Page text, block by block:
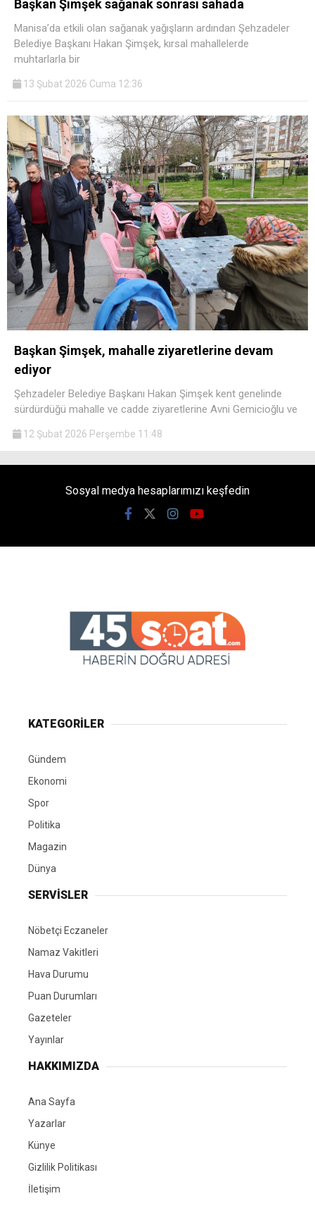
Başkan Şimşek sağanak sonrası sahada
Manisa’da etkili olan sağanak yağışların ardından Şehzadeler
Belediye Başkanı Hakan Şimşek, kırsal mahallelerde
muhtarlarla bir
13 Şubat 2026 Cuma 12:36
Başkan Şimşek, mahalle ziyaretlerine devam
ediyor
Şehzadeler Belediye Başkanı Hakan Şimşek kent genelinde
sürdürdüğü mahalle ve cadde ziyaretlerine Avni Gemicioğlu ve
12 Şubat 2026 Perşembe 11:48
Sosyal medya hesaplarımızı keşfedin
KATEGORİLER
Gündem
Ekonomi
Spor
Politika
Magazin
Dünya
SERVİSLER
Nöbetçi Eczaneler
Namaz Vakitleri
Hava Durumu
Puan Durumları
Gazeteler
Yayınlar
HAKKIMIZDA
Ana Sayfa
Yazarlar
Künye
Gizlilik Politikası
İletişim